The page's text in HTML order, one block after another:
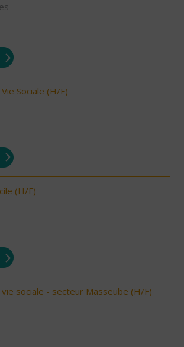
Sociale (H/F)
(H/F)
sociale - secteur Masseube (H/F)